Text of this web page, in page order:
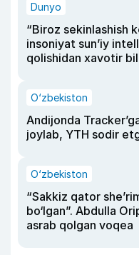
Dunyo
“Biroz sekinlashish
insoniyat sun’iy
qolishidan xavotir
O‘zbekiston
Andijonda
joylab, YTH sodir
O‘zbekiston
“Sakkiz qator
bo‘lgan”. Abdulla
asrab qolgan voqea